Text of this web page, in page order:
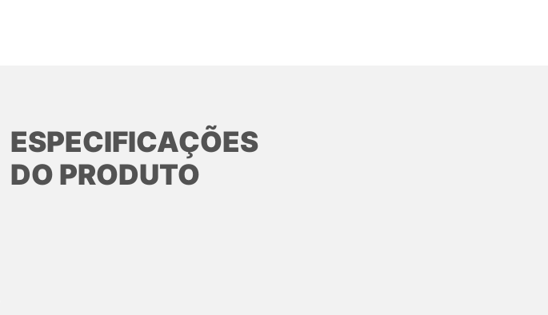
ESPECIFICAÇÕES
DO PRODUTO